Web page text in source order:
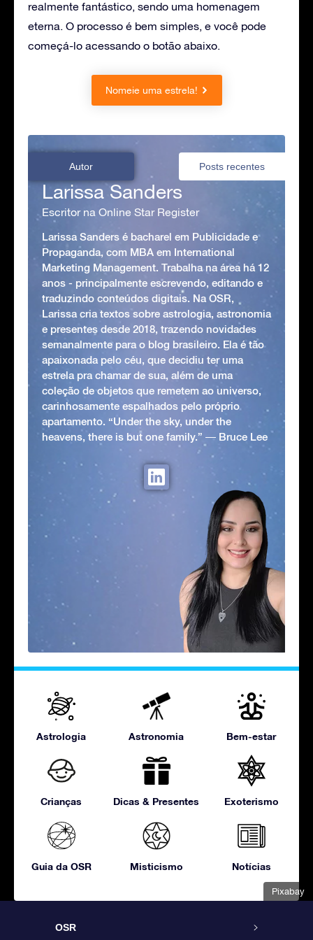
Pixabay
realmente fantástico, sendo uma homenagem
eterna. O processo é bem simples, e você pode
começá-lo acessando o botão abaixo.
Nomeie uma estrela!
Autor Posts recentes
Larissa Sanders
Escritor na Online Star Register
Larissa Sanders é bacharel em Publicidade e
Propaganda, com MBA em International
Marketing Management. Trabalha na área há 12
anos - principalmente escrevendo, editando e
traduzindo conteúdos digitais. Na OSR,
Larissa cria textos sobre astrologia, astronomia
e presentes desde 2018, trazendo novidades
semanalmente para o blog brasileiro. Ela é tão
apaixonada pelo céu, que decidiu ter uma
estrela pra chamar de sua, além de uma
coleção de objetos que remetem ao universo,
carinhosamente espalhados pelo próprio
apartamento. “Under the sky, under the
heavens, there is but one family.” ― Bruce Lee
Astrologia Astronomia Bem-estar
Crianças Dicas & Presentes Exoterismo
Guia da OSR Misticismo Notícias
OSR